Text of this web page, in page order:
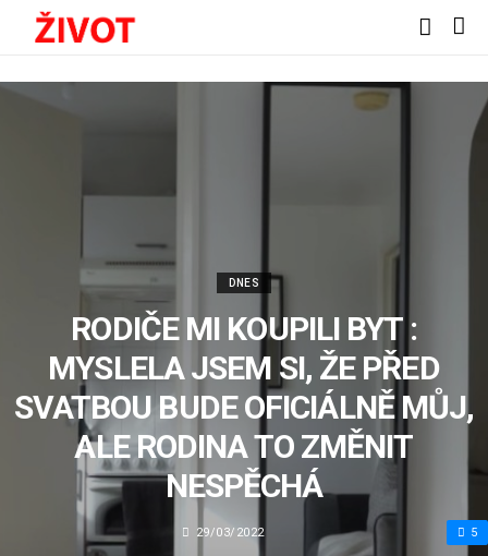
DNES
RODIČE MI KOUPILI BYT :
MYSLELA JSEM SI, ŽE PŘED
SVATBOU BUDE OFICIÁLNĚ MŮJ,
ALE RODINA TO ZMĚNIT
NESPĚCHÁ
29/03/2022 5